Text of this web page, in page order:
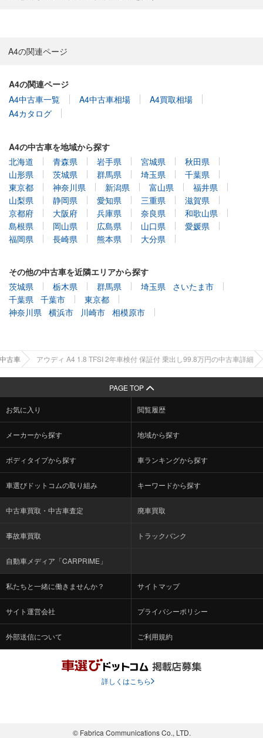
A4の関連ページ
A4の関連ページ
A4中古車一覧
A4中古車相場
A4買取相場
A4カタログ
A4の中古車を地域から探す
北海道
青森県 岩手県 宮城県
秋田県
山形県
茨城県 群馬県 埼玉県
千葉県
東京都
神奈川県 新潟県 富山県
福井県
山梨県
静岡県 愛知県 三重県
滋賀県
京都府
大阪府 兵庫県 奈良県
和歌山県
島根県
岡山県 広島県 山口県
愛媛県
福岡県
長崎県 熊本県 大分県
その他の中古車を近隣エリアから探す
茨城県
栃木県 群馬県 埼玉県
さいたま市
千葉県
千葉市
東京都
神奈川県
横浜市 川崎市 相模原市
古車 アウディ A4 1.8 TFSI 2年車検付 保証付 乗出し99.8万円の中古車詳細
PAGE TOP
お気に入り 閲覧履歴
メーカーから探す 地域から探す
ボディタイプから探す 車ランキングから探す
車選びドットコムの取り組み キーワードから探す
中古車買取・中古車査定 廃車買取
事故車買取 トラックバンク
自動車メディア「CARPRIME」
私たちと一緒に働きませんか？ サイトマップ
サイト運営会社 プライバシーポリシー
外部送信について ご利用規約
詳しくはこちら
© Fabrica Communications Co., LTD.